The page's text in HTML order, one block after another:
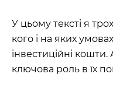
У цьому тексті я
кого і на яких
інвестиційні
ключова роль в їх